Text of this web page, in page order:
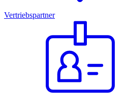
Vertriebspartner